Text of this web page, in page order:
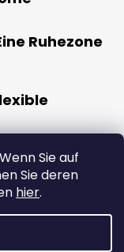
Sie auf
Sie deren
hier.
Ruhezone